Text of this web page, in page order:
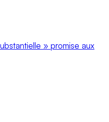
» promise aux